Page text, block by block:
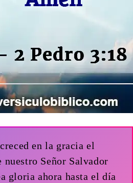
en la gracia el
Señor Salvador
gloria ahora hasta el día